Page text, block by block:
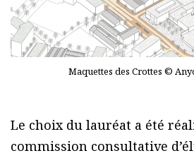
Maquettes des Crottes ©
Le choix du lauréat a été
commission consultative